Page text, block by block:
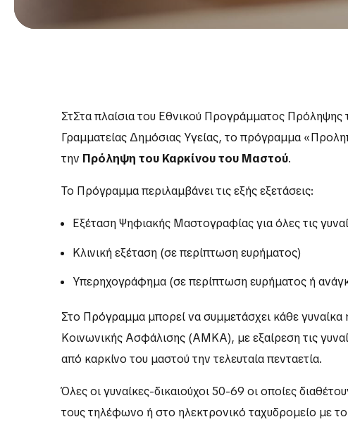
ΣτΣτα πλαίσια του Εθνικού Προγράμματος
Γραμματείας Δημόσιας Υγείας, το πρόγραμμα
την Πρόληψη του Καρκίνου του Μαστού.
Το Πρόγραμμα περιλαμβάνει τις εξής εξετάσεις:
Εξέταση Ψηφιακής Μαστογραφίας για όλες τις
Κλινική εξέταση (σε περίπτωση ευρήματος)
Υπερηχογράφημα (σε περίπτωση ευρήματος ή
Στο Πρόγραμμα μπορεί να συμμετάσχει κάθε γυναίκα
Κοινωνικής Ασφάλισης (ΑΜΚΑ), με εξαίρεση τις
από καρκίνο του μαστού την τελευταία πενταετία.
Όλες οι γυναίκες-δικαιούχοι 50-69 οι οποίες
τους τηλέφωνο ή στο ηλεκτρονικό ταχυδρομείο με